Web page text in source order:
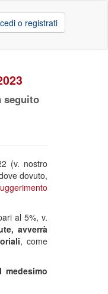
o registrati
seguito
(v. nostro
dovuto,
al 5%, v.
avverrà
, come